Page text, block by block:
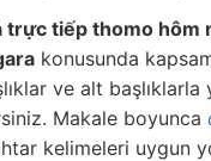
trực tiếp thomo hôm
konusunda
ve alt başlıklarla
Makale boyunca
kelimeleri uygun